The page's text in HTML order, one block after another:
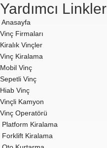
Yardımcı Linkler
Anasayfa
Vinç Firmaları
Kiralık Vinçler
Vinç Kiralama
Mobil Vinç
Sepetli Vinç
Hiab Vinç
Vinçli Kamyon
Vinç Operatörü
Platform Kiralama
Forklift Kiralama